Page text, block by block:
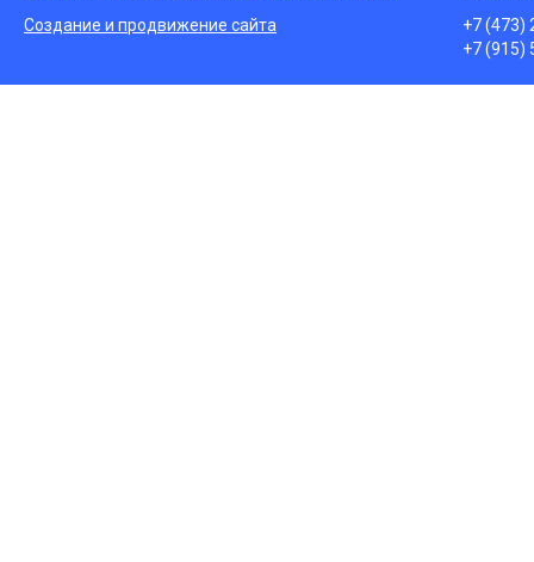
Создание и продвижение сайта
+7 (473)
+7 (915)